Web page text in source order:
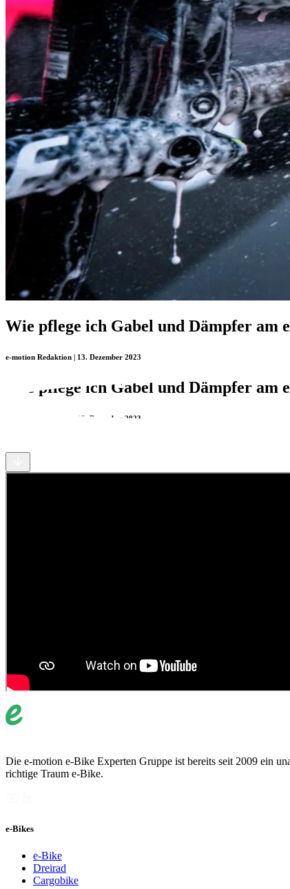
Wie pflege ich Gabel und Dämpfer am
e-motion Redaktion | 13. Dezember 2023
Wie pflege ich Gabel und Dämpfer am
e-motion Redaktion | 13. Dezember 2023
Die e-motion e-Bike Experten Gruppe ist bereits seit 2009 ein
richtige Traum e-Bike.
e-Bikes
e-Bike
Dreirad
Cargobike